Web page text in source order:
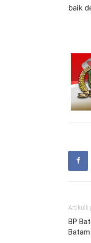
baik
Artikulli
BP